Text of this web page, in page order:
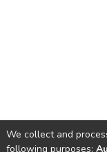
We collect and
following purposes: